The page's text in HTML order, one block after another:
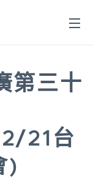
第三十
21台
)